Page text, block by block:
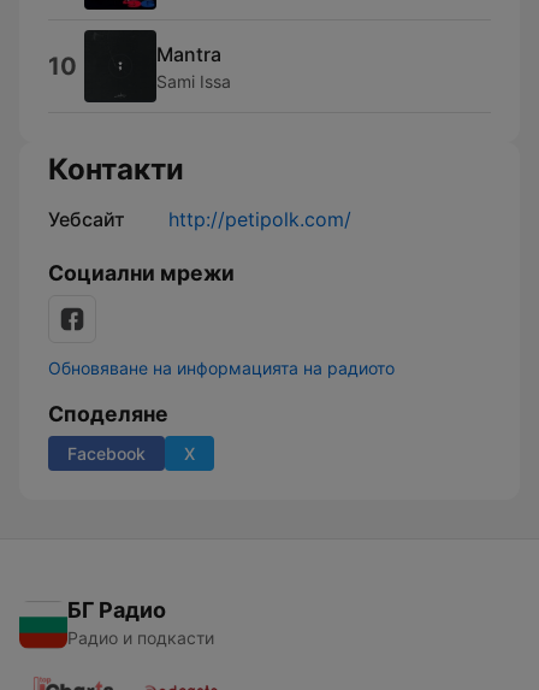
10 Mantra
Sami Issa
Контакти
Уебсайт http://petipolk.com/
Социални мрежи
Обновяване на информацията на радиото
Споделяне
Facebook X
БГ Радио
Радио и подкасти